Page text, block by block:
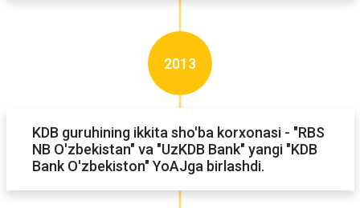
KDB guruhining ikkita sho'ba korxonasi - "RBS
NB O'zbekistan" va "UzKDB Bank" yangi "KDB
Bank O'zbekiston" YoAJga birlashdi.
2013